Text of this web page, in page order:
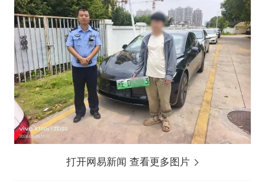
打开网易新闻 查看更多图片